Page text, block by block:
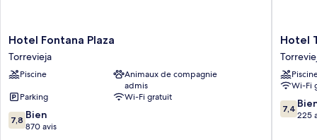
Hotel
Fontana
Plaza
Torrevieja
Hotel Fontana Plaza
Torrevieja
Piscine
Animaux de compagnie
admis
Parking
Wi-Fi gratuit
7.8
sur
7,8 Bien
870 avis
Hotel
Hotel
Wi-Fi
7.4
sur
7,4
225